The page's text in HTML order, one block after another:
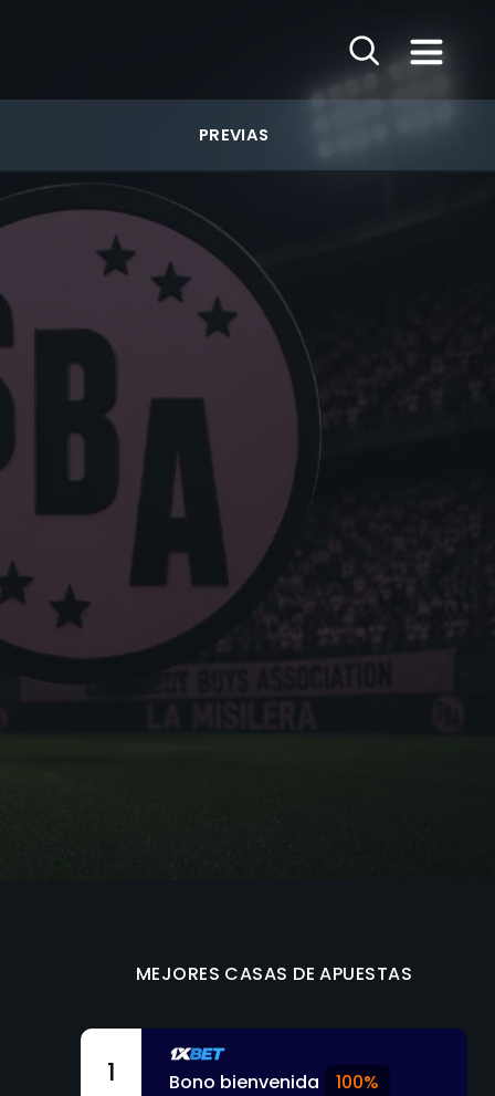
PREVIAS
MEJORES CASAS DE APUESTAS
1 Bono bienvenida 100%